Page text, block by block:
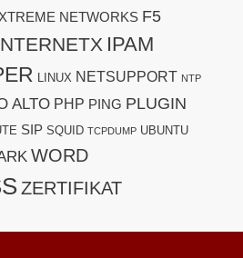
NETWORKS F5
IPAM
LINUX NETSUPPORT NTP
ALTO PHP PING PLUGIN
SIP SQUID TCPDUMP UBUNTU
WORD
ZERTIFIKAT